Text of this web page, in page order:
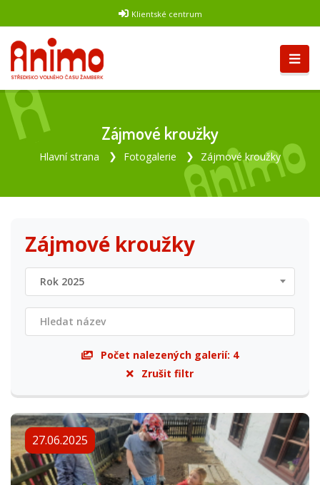
Klientské centrum
Zájmové kroužky
Hlavní strana Fotogalerie Zájmové kroužky
Zájmové kroužky
Rok 2025
Počet nalezených galerií: 4
Zrušit filtr
27.06.2025